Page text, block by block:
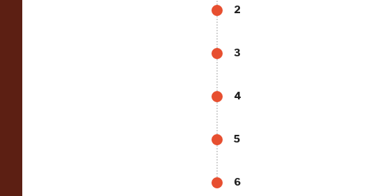
2
3
4
5
6
nell'Italia più bella,
Scopri tutte le opportunità riservate agli iscritti